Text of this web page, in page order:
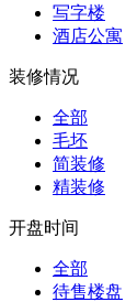
写字楼
酒店公寓
装修情况
全部
毛坯
简装修
精装修
开盘时间
全部
待售楼盘